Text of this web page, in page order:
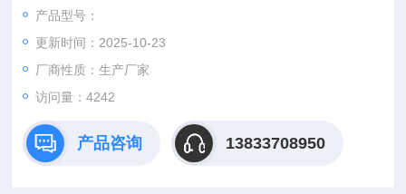
准甚至测量不到抗折强度的问题，以及需频繁更换抗压抗折夹具
问题。
产品型号：
更新时间：2025-10-23
厂商性质：生产厂家
访问量：4242
产品咨询 13833708950